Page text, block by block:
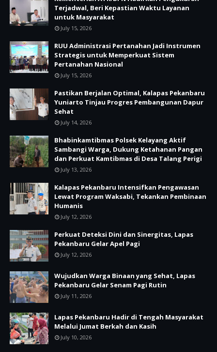
Terjadwal, Beri Kepastian Waktu Layanan
untuk Masyarakat
July 15, 2026
RUU Administrasi Pertanahan Jadi Instrumen
Strategis untuk Memperkuat Sistem
Pertanahan Nasional
July 15, 2026
Pastikan Berjalan Optimal, Kalapas Pekanbaru
Yuniarto Tinjau Progres Pembangunan Dapur
Sehat
July 14, 2026
Bhabinkamtibmas Polsek Kelayang Aktif
Sambangi Warga, Dukung Ketahanan Pangan
dan Perkuat Kamtibmas di Desa Talang Perigi
July 13, 2026
Kalapas Pekanbaru Intensifkan Pengawasan
Lewat Program Waksabi, Tekankan Pembinaan
Humanis
July 12, 2026
Perkuat Deteksi Dini dan Sinergitas, Lapas
Pekanbaru Gelar Apel Pagi
July 12, 2026
Wujudkan Warga Binaan yang Sehat, Lapas
Pekanbaru Gelar Senam Pagi Rutin
July 11, 2026
Lapas Pekanbaru Hadir di Tengah Masyarakat
Melalui Jumat Berkah dan Kasih
July 10, 2026